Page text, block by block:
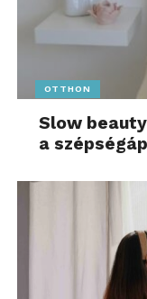
OTTHON
Slow
a